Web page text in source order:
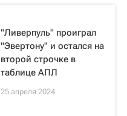
"Ливерпуль" проиграл
"Эвертону" и остался на
второй строчке в
таблице АПЛ
25 апреля 2024